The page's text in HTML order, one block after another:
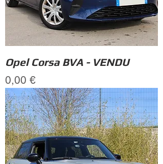
Opel Corsa BVA - VENDU
Prix
0,00 €